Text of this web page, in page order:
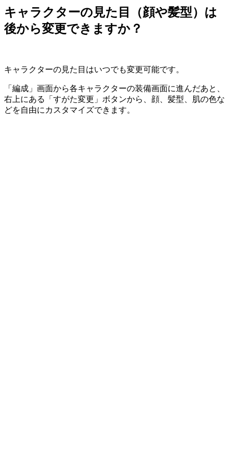
キャラクターの見た目（顔や髪型）は
後から変更できますか？
キャラクターの見た目はいつでも変更可能です。
「編成」画面から各キャラクターの装備画面に進んだあと、
右上にある「すがた変更」ボタンから、顔、髪型、肌の色な
どを自由にカスタマイズできます。